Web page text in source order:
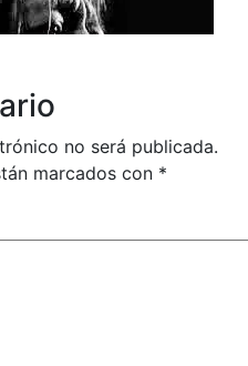
no será publicada.
marcados con *